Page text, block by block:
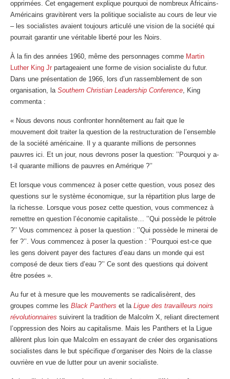
opprimées. Cet engagement explique pourquoi de nombreux Africains-
Américains gravitèrent vers la politique socialiste au cours de leur vie
– les socialistes avaient toujours articulé une vision de la société qui
pourrait garantir une véritable liberté pour les Noirs.
À la fin des années 1960, même des personnages comme Martin
Luther King Jr partageaient une forme de vision socialiste du futur.
Dans une présentation de 1966, lors d’un rassemblement de son
organisation, la Southern Christian Leadership Conference, King
commenta :
« Nous devons nous confronter honnêtement au fait que le
mouvement doit traiter la question de la restructuration de l’ensemble
de la société américaine. Il y a quarante millions de personnes
pauvres ici. Et un jour, nous devrons poser la question: ’’Pourquoi y a-
t-il quarante millions de pauvres en Amérique ?’’
Et lorsque vous commencez à poser cette question, vous posez des
questions sur le système économique, sur la répartition plus large de
la richesse. Lorsque vous posez cette question, vous commencez à
remettre en question l’économie capitaliste… ’’Qui possède le pétrole
?’’ Vous commencez à poser la question : ’’Qui possède le minerai de
fer ?’’. Vous commencez à poser la question : ’’Pourquoi est-ce que
les gens doivent payer des factures d’eau dans un monde qui est
composé de deux tiers d’eau ?’’ Ce sont des questions qui doivent
être posées ».
Au fur et à mesure que les mouvements se radicalisèrent, des
groupes comme les Black Panthers et la Ligue des travailleurs noirs
révolutionnaires suivirent la tradition de Malcolm X, reliant directement
l’oppression des Noirs au capitalisme. Mais les Panthers et la Ligue
allèrent plus loin que Malcolm en essayant de créer des organisations
socialistes dans le but spécifique d’organiser des Noirs de la classe
ouvrière en vue de lutter pour un avenir socialiste.